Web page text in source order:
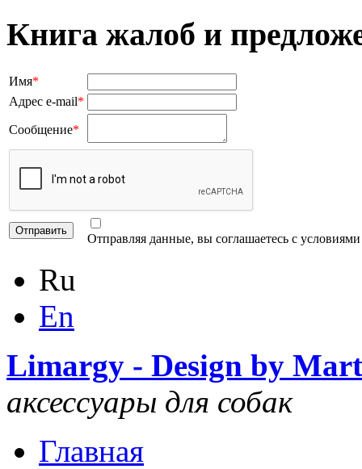
Книга жалоб и
Имя*
Адрес e-mail*
Сообщение*
Отправляя данные, вы соглашаетесь с
Ru
En
Limargy - Design by
аксессуары для собак
Главная